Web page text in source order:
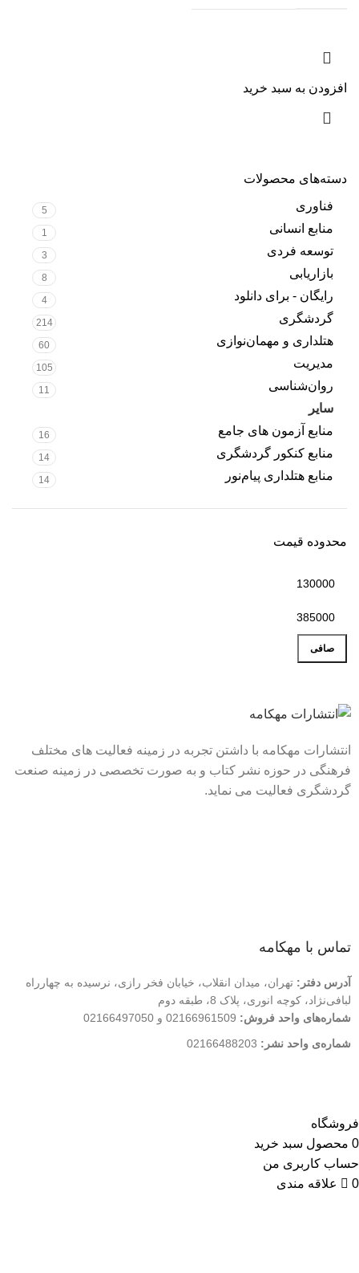
دسته‌های محصولات
فناوری
5
منابع انسانی 1
توسعه فردی 3
بازاریابی 8
رایگان - برای دانلود 4
گردشگری 214
هتلداری و مهمان‌نوازی 60
مدیریت 105
روان‌شناسی 11
سایر
منابع آزمون های جامع 16
منابع کنکور گردشگری 14
منابع هتلداری پیام‌نور 14
محدوده قیمت
صافی
افزودن به سبد خرید
انتشارات مهکامه با داشتن تجربه در زمینه فعالیت های مختلف
فرهنگی در حوزه نشر کتاب و به صورت تخصصی در زمینه صنعت
گردشگری فعالیت می نماید.
تماس با مهکامه
آدرس دفتر: تهران، میدان انقلاب، خیابان فخر رازی، نرسیده به چهارراه
لبافی‌نژاد، کوچه انوری، پلاک 8، طبقه دوم
شماره‌های واحد فروش: 02166961509 و 02166497050
شماره‌‌ی واحد نشر:
فروشگاه
0 محصول سبد خرید
حساب کاربری من
0
علاقه مندی